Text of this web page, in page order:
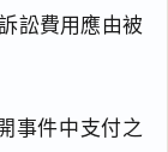
訟費用應由被
事件中支付之